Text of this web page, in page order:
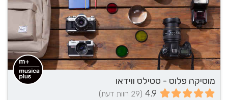
מוסיקה פלוס - סטילס ווידאו
4.9 (29 חוות דעת)